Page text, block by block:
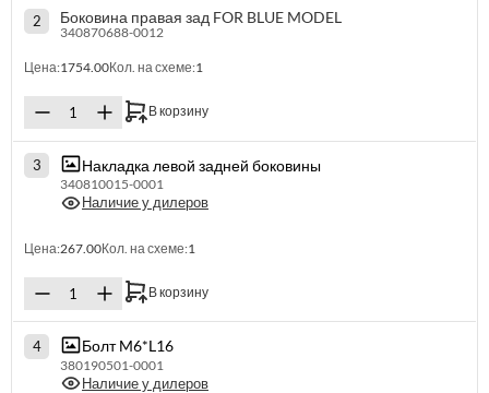
2 Боковина правая зад FOR BLUE MODEL
340870688-0012
Цена:1754.00Кол. на схеме:1
В корзину
3 Накладка левой задней боковины
340810015-0001
Наличие у дилеров
Цена:267.00Кол. на схеме:1
В корзину
4 Болт M6*L16
380190501-0001
Наличие у дилеров